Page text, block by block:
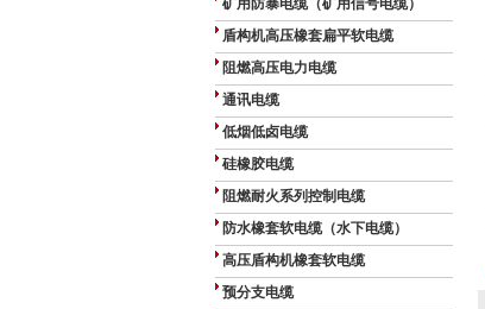
矿用防暴电缆（矿用信号电缆）
盾构机高压橡套扁平软电缆
阻燃高压电力电缆
通讯电缆
低烟低卤电缆
硅橡胶电缆
阻燃耐火系列控制电缆
防水橡套软电缆（水下电缆）
高压盾构机橡套软电缆
预分支电缆